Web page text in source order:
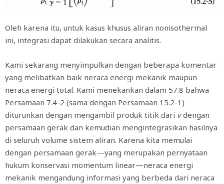
Oleh karena itu, untuk kasus khusus aliran nonisothermal
ini, integrasi dapat dilakukan secara analitis.
Kami sekarang menyimpulkan dengan beberapa komentar
yang melibatkan baik neraca energi mekanik maupun
neraca energi total. Kami menekankan dalam 57.8 bahwa
Persamaan 7.4-2 (sama dengan Persamaan 15.2-1)
diturunkan dengan mengambil produk titik dari vdengan
persamaan gerak dan kemudian mengintegrasikan hasilnya
di seluruh volume sistem aliran. Karena kita memulai
dengan persamaan gerak—yang merupakan pernyataan
hukum konservasi momentum linear—neraca energi
mekanik mengandung informasi yang berbeda dari neraca